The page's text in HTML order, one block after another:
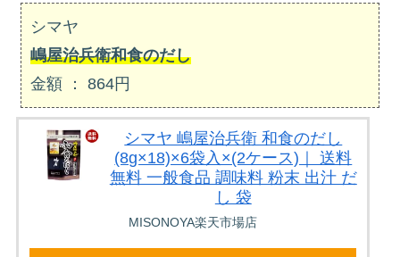
シマヤ
嶋屋治兵衛和食のだし
金額 ： 864円
シマヤ 嶋屋治兵衛 和食のだし
(8g×18)×6袋入×(2ケース)｜ 送料
無料 一般食品 調味料 粉末 出汁 だ
し 袋
MISONOYA楽天市場店